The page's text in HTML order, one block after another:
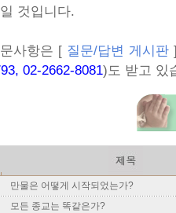
것입니다.
사항은 [ 질문/답변 게시판
02-2662-8081)도 받고 있
만물은 어떻게 시작되었는가?
모든 종교는 똑같은가?